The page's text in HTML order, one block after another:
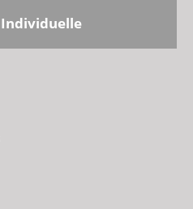
Individuelle